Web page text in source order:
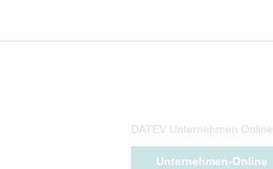
DATEV Unternehmen Online
Unternehmen-Online